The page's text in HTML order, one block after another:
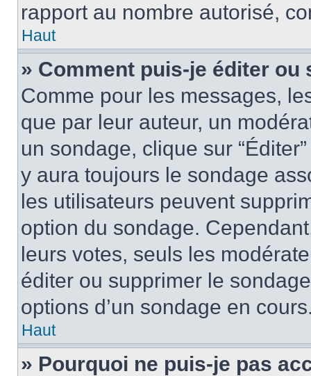
rapport au nombre autorisé,
Haut
» Comment puis-je éditer ou
Comme pour les messages,
que par leur auteur, un
un sondage, clique sur
y aura toujours le sondage
les utilisateurs peuvent
option du sondage.
leurs votes, seuls les
éditer ou supprimer le
options d’un sondage en
Haut
» Pourquoi ne puis-je pas